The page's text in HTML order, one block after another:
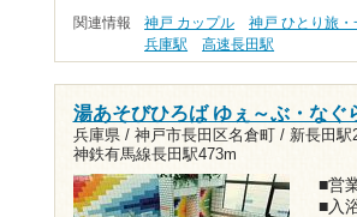
関連情報 神戸 カップル 神戸 ひとり旅・
兵庫駅
高速長田駅
湯あそびひろば ゆぇ～ぶ・なぐ
兵庫県 / 神戸市長田区名倉町 / 新長田駅
神鉄有馬線長田駅473m
■営
■入